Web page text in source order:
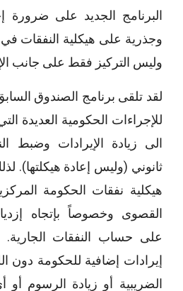
البرنامج الجديد على ضرورة
وجذرية على هيكلية النفقات في
وليس التركيز فقط على جانب
لقد تلقى برنامج الصندوق
للإجراءات الحكومية العديدة
الى زيادة الإيرادات وضبط
ثانوني (وليس إعادة هيكلتها).
هيكلية نفقات الحكومة
القصوى وخصوصاً بإتجاه
على حساب النفقات
إيرادات إضافية للحكومة دون
الضريبية أو زيادة الرسوم